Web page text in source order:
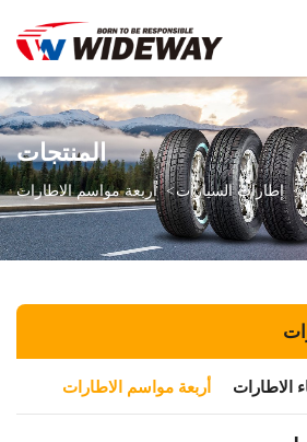
المنتجات
إطارات السيارات أربعة مواسم الاطارات
الاطارات أربعة مواسم الاطارات